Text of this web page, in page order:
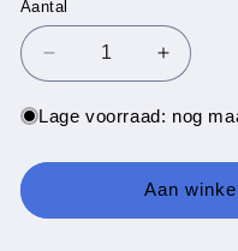
Aantal
Aantal
Aantal
verlagen
voor
Castelli
Una
Aantal
verhogen
voor
Castelli
-
Una
Lage voorraad: nog
Aan